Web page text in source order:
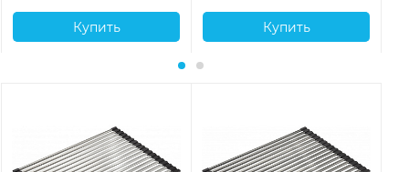
Купить Купить